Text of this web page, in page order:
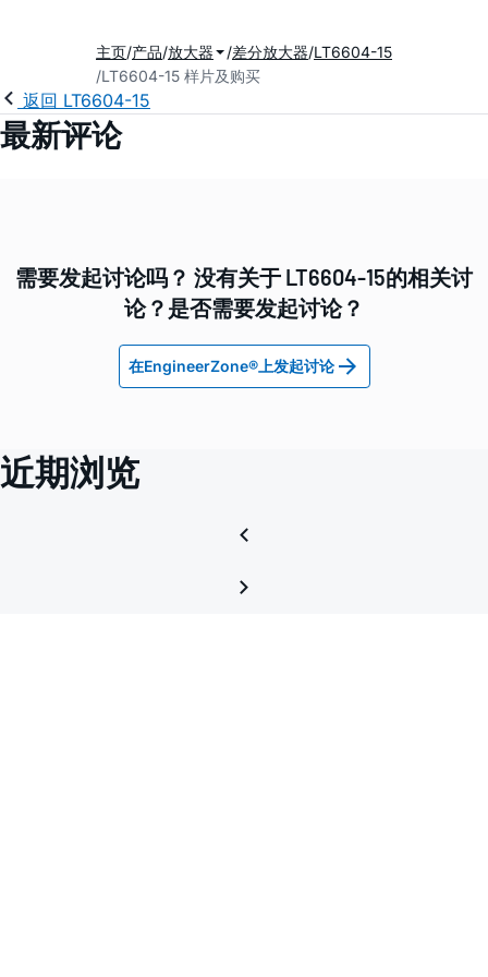
主页 产品 放大器 差分放大器 LT6604-15
LT6604-15 样片及购买
返回 LT6604-15
最新评论
需要发起讨论吗？ 没有关于 LT6604-15的相关讨
论？是否需要发起讨论？
在EngineerZone®上发起讨论
近期浏览